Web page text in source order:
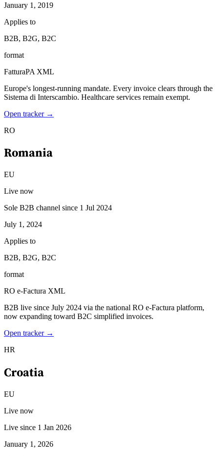
Calculadora de VAT
sobre las ventas
mandatos de facturación electrónica
Expertos
January 1, 2019
Applies to
B2B, B2G, B2C
format
FatturaPA XML
Europe's longest-running mandate. Every invoice clears through the
Sistema di Interscambio. Healthcare services remain exempt.
Open tracker →
RO
Romania
EU
Live now
Sole B2B channel since 1 Jul 2024
July 1, 2024
Applies to
B2B, B2G, B2C
format
RO e-Factura XML
B2B live since July 2024 via the national RO e-Factura platform,
now expanding toward B2C simplified invoices.
Open tracker →
HR
Croatia
EU
Live now
Live since 1 Jan 2026
January 1, 2026